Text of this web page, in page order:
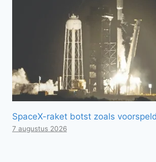
SpaceX-raket botst zoals
7 augustus 2026